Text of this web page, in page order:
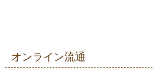
オンライン流通